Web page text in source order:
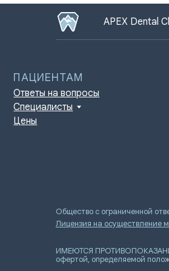
APEX Dental
ПАЦИЕНТАМ
Цены
Общество с ограниченной
Лицензия на осуществление
ИМЕЮТСЯ
офертой, определяемой